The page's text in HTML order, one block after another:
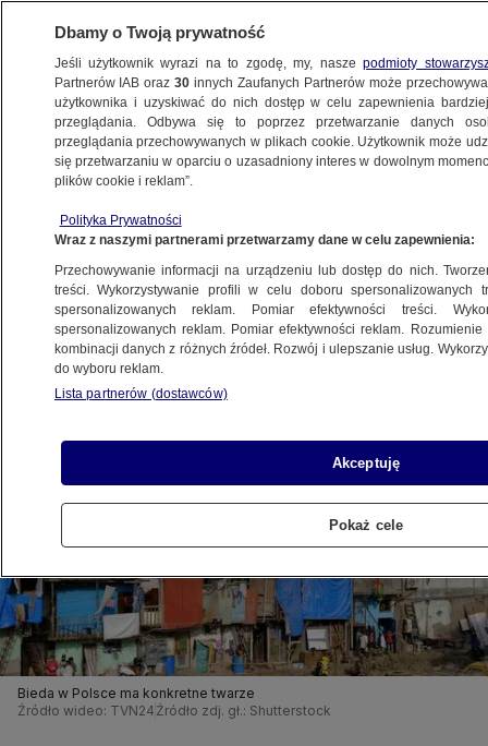
BIZNES
ZE ŚWIATA
w dzielnicach nędzy. Co czwarty
mieszkaniec pochodzi z tego kraju
17.03.2024, 16:01
Udostępnij
Bieda w Polsce ma konkretne twarze
Źródło wideo: TVN24 Źródło zdj. gł.: Shutterstock
Dbamy o Twoją prywatność
Jeśli użytkownik wyrazi na to zgodę, my, naszepodmioty
Partnerów IAB oraz30 innych Zaufanych Partnerów może
użytkownika i uzyskiwać do nich dostęp w celu zapewnienia
przeglądania. Odbywa się to poprzez przetwarzanie danych
przeglądania przechowywanych w plikach cookie. Użytkownik może
się przetwarzaniu w oparciu o uzasadniony interes w dowolnym
plików cookie i reklam”.
Polityka Prywatności
Wraz z naszymi partnerami przetwarzamy dane w celu zapewnienia:
Przechowywanie informacji na urządzeniu lub dostęp do nich.
treści. Wykorzystywanie profili w celu doboru spersonalizowanych
spersonalizowanych reklam. Pomiar efektywności treści.
spersonalizowanych reklam. Pomiar efektywności reklam.
kombinacji danych z różnych źródeł. Rozwój i ulepszanie usług.
do wyboru reklam.
Lista partnerów (dostawców)
Akceptuję
Pokaż cele